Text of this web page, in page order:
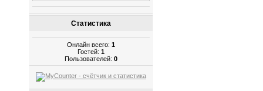
Статистика
Онлайн всего: 1
Гостей: 1
Пользователей: 0